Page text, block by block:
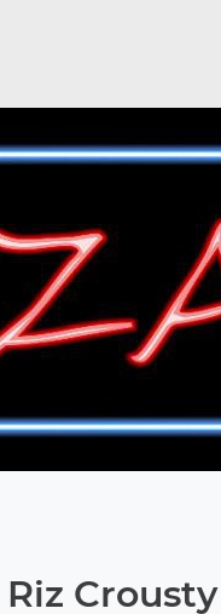
Riz Crousty